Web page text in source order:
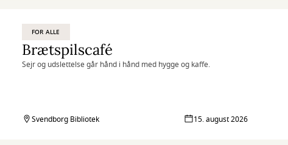
FOR ALLE
Brætspilscafé
Sejr og udslettelse går hånd i hånd med hygge og kaffe.
Svendborg Bibliotek 15. august 2026